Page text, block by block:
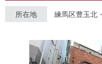
所在地 練馬区豊玉北